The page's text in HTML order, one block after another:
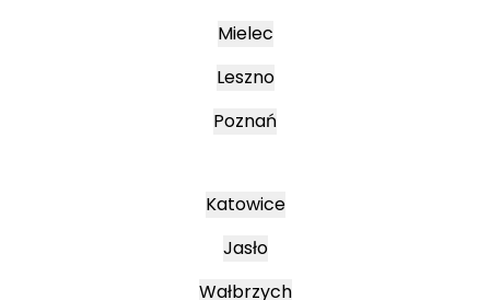
Mielec
Leszno
Poznań
Katowice
Jasło
Wałbrzych